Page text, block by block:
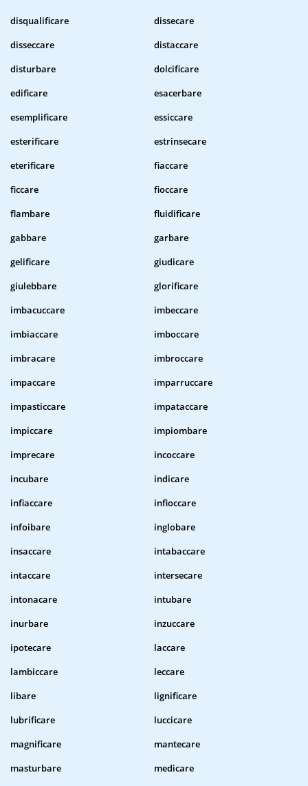
disqualificare
dissecare
disseccare
distaccare
disturbare
dolcificare
edificare
esacerbare
esemplificare
essiccare
esterificare
estrinsecare
eterificare
fiaccare
ficcare
fioccare
flambare
fluidificare
gabbare
garbare
gelificare
giudicare
giulebbare
glorificare
imbacuccare
imbeccare
imbiaccare
imboccare
imbracare
imbroccare
impaccare
imparruccare
impasticcare
impataccare
impiccare
impiombare
imprecare
incoccare
incubare
indicare
infiaccare
infioccare
infoibare
inglobare
insaccare
intabaccare
intaccare
intersecare
intonacare
intubare
inurbare
inzuccare
ipotecare
laccare
lambiccare
leccare
libare
lignificare
lubrificare
luccicare
magnificare
mantecare
masturbare
medicare